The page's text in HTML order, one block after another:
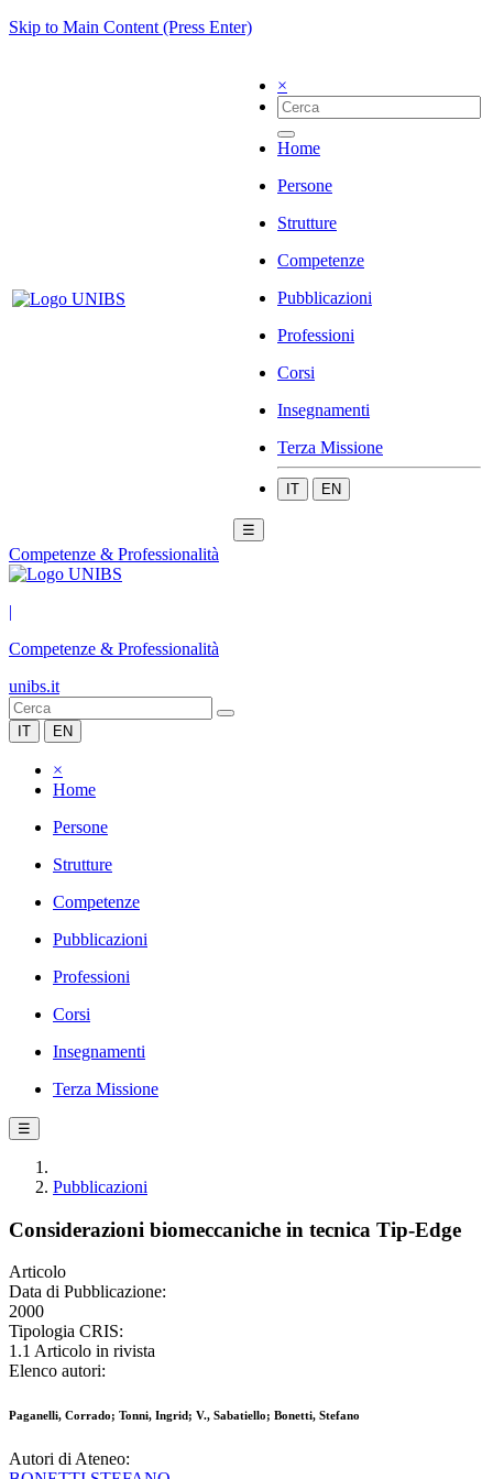
Skip to Main Content (Press Enter)
×
Home
Persone
Strutture
Competenze
Pubblicazioni
Professioni
Corsi
Insegnamenti
Terza Missione
IT EN
☰
Competenze & Professionalità
|
Competenze & Professionalità
unibs.it
IT EN
×
Home
Persone
Strutture
Competenze
Pubblicazioni
Professioni
Corsi
Insegnamenti
Terza Missione
☰
Pubblicazioni
Considerazioni biomeccaniche in tecnica Tip-Edge
Articolo
Data di Pubblicazione:
2000
Tipologia CRIS:
1.1 Articolo in rivista
Elenco autori:
Paganelli, Corrado; Tonni, Ingrid; V., Sabatiello; Bonetti, Stefano
Autori di Ateneo: